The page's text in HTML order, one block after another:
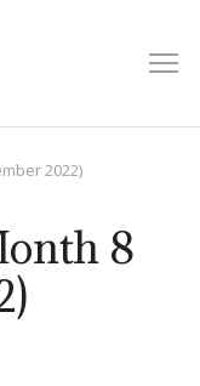
2022)
8